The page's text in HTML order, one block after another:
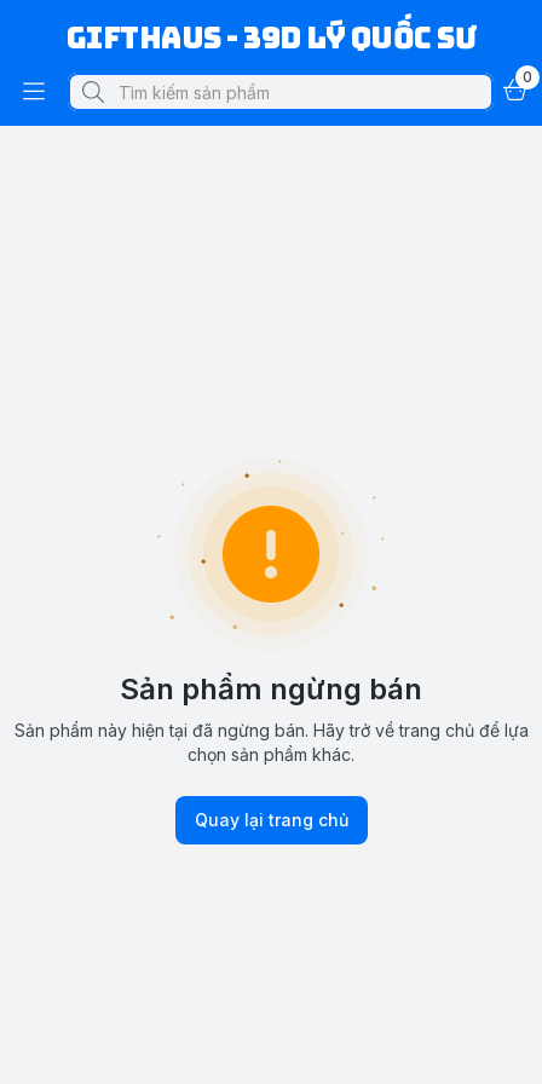
Gifthaus - 39D Lý Quốc Sư
0
Sản phẩm ngừng bán
Sản phẩm này hiện tại đã ngừng bán. Hãy trở về trang chủ để lựa
chọn sản phẩm khác.
Quay lại trang chủ